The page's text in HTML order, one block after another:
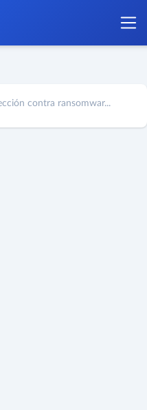
contra ransomwar...